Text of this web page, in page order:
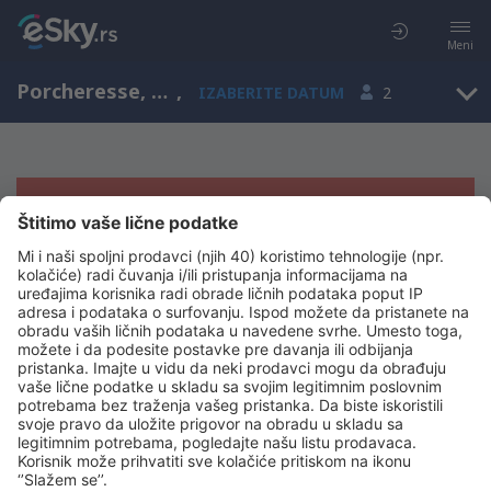
Meni
Porcheresse, Wallonia, Belgija , IZABERITE DATUM 2
Žao nam je, ne možemo da prikažemo
rezultate
Pokušajte još jednom kad izaberete druge kriterijume
Copyright © eSky.rs. Sva prava zadržana.